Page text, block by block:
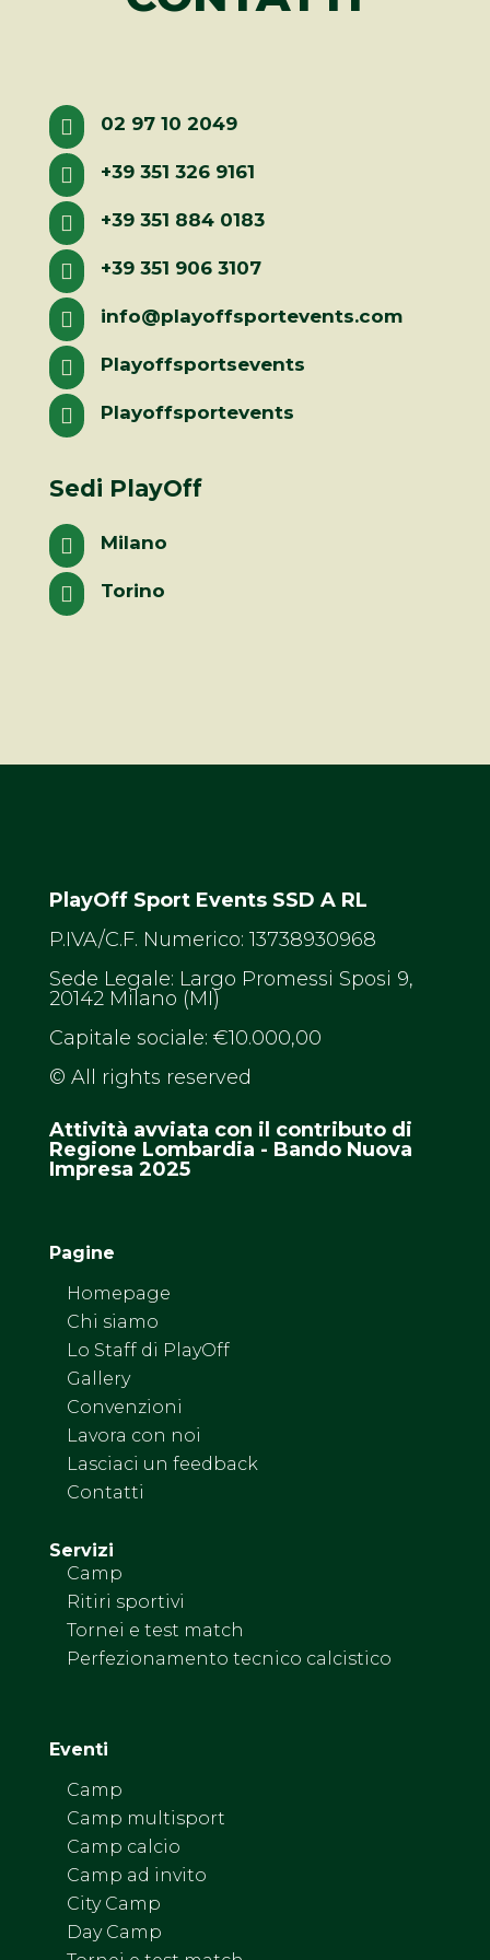
 02 97 10 2049
 +39 351 326 9161
 +39 351 884 0183
 +39 351 906 3107
 info@playoffsportevents.com
 Playoffsportsevents
 Playoffsportevents
Sedi PlayOff
 Milano
 Torino
PlayOff Sport Events SSD A RL
P.IVA/C.F. Numerico: 13738930968
Sede Legale: Largo Promessi Sposi 9,
20142 Milano (MI)
Capitale sociale: €10.000,00
© All rights reserved
Attività avviata con il contributo di
Regione Lombardia - Bando Nuova
Impresa 2025
Pagine
Homepage
Chi siamo
Lo Staff di PlayOff
Gallery
Convenzioni
Lavora con noi
Lasciaci un feedback
Contatti
Servizi
Camp
Ritiri sportivi
Tornei e test match
Perfezionamento tecnico calcistico
Eventi
Camp
Camp multisport
Camp calcio
Camp ad invito
City Camp
Day Camp